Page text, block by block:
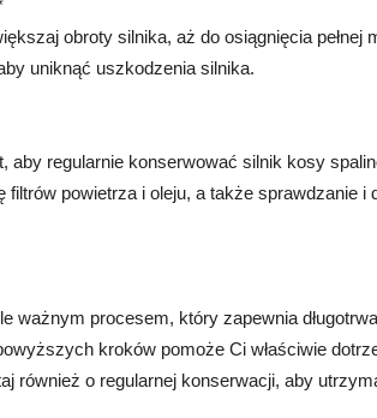
obroty silnika, aż do osiągnięcia pełnej
uniknąć uszkodzenia silnika.
aby regularnie konserwować silnik kosy
powietrza i oleju, a także sprawdzanie i
ważnym procesem, który zapewnia
kroków pomoże Ci właściwie
również o regularnej konserwacji, aby